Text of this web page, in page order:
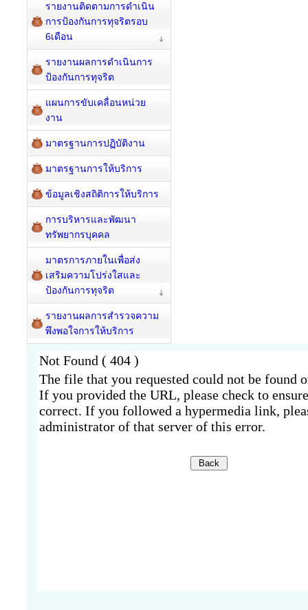
รายงานติดตามการดำเนิน
การป้องกันการทุจริตรอบ
6เดือน
รายงานผลการดำเนินการ
ป้องกันการทุจริต
แผนการขับเคลื่อนหน่วย
งาน
มาตรฐานการปฏิบัติงาน
มาตรฐานการให้บริการ
ข้อมูลเชิงสถิติการให้บริการ
การบริหารและพัฒนา
ทรัพยากรบุคคล
มาตรการภายในเพื่อส่ง
เสริมความโปร่งใสและ
ป้องกันการทุจริต
รายงานผลการสำรวจความ
พึงพอใจการให้บริการ